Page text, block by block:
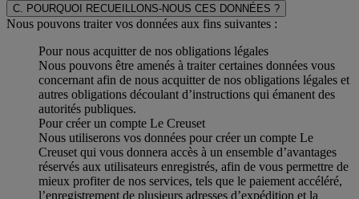
C. POURQUOI RECUEILLONS-NOUS CES DONNÉES ?
Nous pouvons traiter vos données aux fins suivantes :
Pour nous acquitter de nos obligations légales
Nous pouvons être amenés à traiter certaines données vous
concernant afin de nous acquitter de nos obligations légales et
autres obligations découlant d’instructions qui émanent des
autorités publiques.
Pour créer un compte Le Creuset
Nous utiliserons vos données pour créer un compte Le
Creuset qui vous donnera accès à un ensemble d’avantages
réservés aux utilisateurs enregistrés, afin de vous permettre de
mieux profiter de nos services, tels que le paiement accéléré,
l’enregistrement de plusieurs adresses d’expédition et la